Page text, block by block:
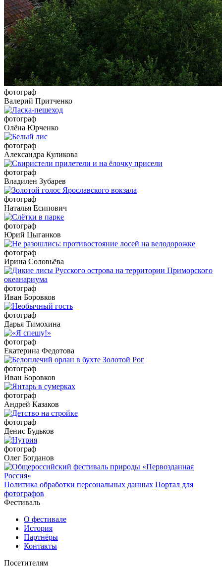
фотограф
Валерий Притченко
фотограф
Олёна Юрченко
фотограф
Александра Куликова
фотограф
Владилен Зубарев
фотограф
Наталья Есипович
фотограф
Юрий Цыганков
фотограф
Ирина Соловьёва
фотограф
Иван Боровков
фотограф
Дарья Тимохина
фотограф
Екатерина Федотова
фотограф
Иван Боровков
фотограф
Андрей Казаков
фотограф
Денис Будьков
фотограф
Олег Богданов
Политика обработки персональных данных Портал для
фотографов
Фестиваль
О фестивале
История
Партнёры
Контакты
Посетителям